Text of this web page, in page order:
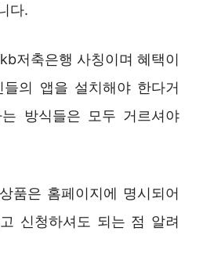
다.
저축은행 사칭이며 혜택이
의 앱을 설치해야 한다거
방식들은 모두 거르셔야
품은 홈페이지에 명시되어
신청하셔도 되는 점 알려